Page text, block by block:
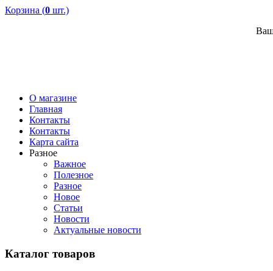
Корзина (0 шт.)
О магазине
Главная
Контакты
Контакты
Карта сайта
Разное
Важное
Полезное
Разное
Новое
Статьи
Новости
Актуальные новости
Каталог товаров